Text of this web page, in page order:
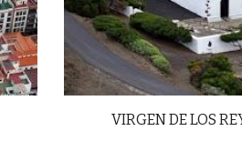
VIRGEN DE LOS